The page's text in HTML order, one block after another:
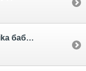
Комплект в роддом Nika бабочки розовые